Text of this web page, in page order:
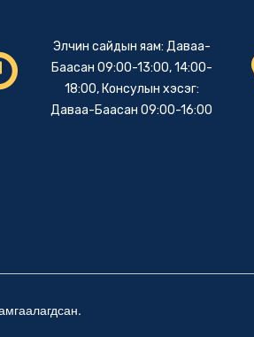
Элчин сайдын яам: Даваа-
Баасан 09:00-13:00, 14:00-
18:00, Консулын хэсэг:
Даваа-Баасан 09:00-16:00